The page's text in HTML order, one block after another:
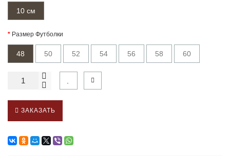
10 см
Размер Футболки
48 50 52 54 56 58 60
ЗАКАЗАТЬ